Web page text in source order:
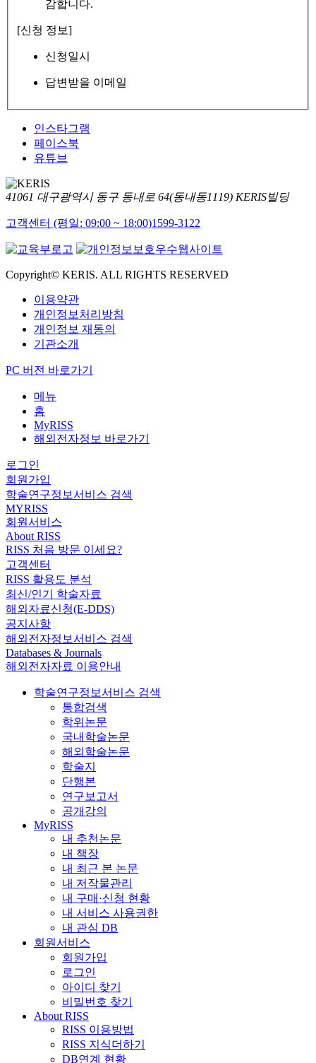
감합니다.
[신청 정보]
신청일시
답변받을 이메일
인스타그램
페이스북
유튜브
41061 대구광역시 동구 동내로 64(동내동1119) KERIS빌딩
고객센터 (평일: 09:00 ~ 18:00)1599-3122
Copyright© KERIS. ALL RIGHTS RESERVED
이용약관
개인정보처리방침
개인정보 재동의
기관소개
PC 버전 바로가기
메뉴
홈
MyRISS
해외전자정보 바로가기
로그인
회원가입
학술연구정보서비스 검색
MYRISS
회원서비스
About RISS
RISS 처음 방문 이세요?
고객센터
RISS 활용도 분석
최신/인기 학술자료
해외자료신청(E-DDS)
공지사항
해외전자정보서비스 검색
Databases & Journals
해외전자자료 이용안내
학술연구정보서비스 검색
통합검색
학위논문
국내학술논문
해외학술논문
학술지
단행본
연구보고서
공개강의
MyRISS
내 추천논문
내 책장
내 최근 본 논문
내 저작물관리
내 구매·신청 현황
내 서비스 사용권한
내 관심 DB
회원서비스
회원가입
로그인
아이디 찾기
비밀번호 찾기
About RISS
RISS 이용방법
RISS 지식더하기
DB연계 현황